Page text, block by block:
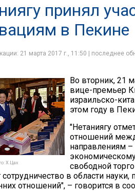
принял
в Пекине
21 марта 2017 г., 11:50 | последнее
Х.Цах
Во вторник, 21
вице-премьер
израильско-
этом году в
"Нетаниягу
отношений
направлениям –
свободной
в области
отношений", – говорится в